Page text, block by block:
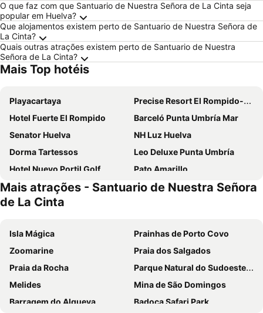
O que faz com que Santuario de Nuestra Señora de La Cinta seja
popular em Huelva?
Que alojamentos existem perto de Santuario de Nuestra Señora de
La Cinta?
Quais outras atrações existem perto de Santuario de Nuestra
Señora de La Cinta?
Mais Top hotéis
Playacartaya
Precise Resort El Rompido-The Hotel
Hotel Fuerte El Rompido
Barceló Punta Umbría Mar
Senator Huelva
NH Luz Huelva
Dorma Tartessos
Leo Deluxe Punta Umbría
Hotel Nuevo Portil Golf
Pato Amarillo
Martín Alonso Pinzón
Hacienda Montija Hotel
AC Hotel Huelva
Hotel Santa María
Hotel Ayamontino
Hotel Carabela Santa Maria
Costa De La Luz
Hotel Emilio
Leo Enebrales
Hotel San Miguel
Hotel Albaida Nature
Hotel Puerto De Palos
Hotel La Pinta
Mais atrações - Santuario de Nuestra Señora
de La Cinta
Isla Mágica
Prainhas de Porto Covo
Zoomarine
Praia dos Salgados
Praia da Rocha
Parque Natural do Sudoeste Alentejano e Costa Vicentina
Melides
Mina de São Domingos
Barragem do Alqueva
Badoca Safari Park